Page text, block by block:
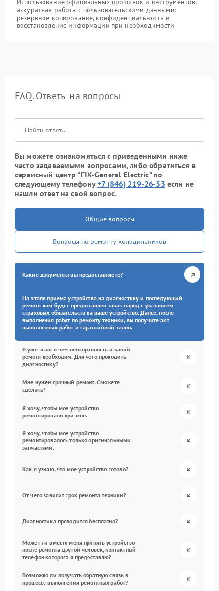
Использование официальных прошивок и инструментов,
аккуратная работа с пользовательскими данными:
резервное копирование, конфиденциальность и
восстановление информации при необходимости
FAQ. Ответы на вопросы
Вы можете ознакомиться с приведенными ниже
часто задаваемыми вопросами, либо обратиться в
сервисный центр “FIX-General Electric” по
следующему телефону+7 (846) 219-26-53 если не
нашли ответ на свой вопрос.
Общие вопросы
Вопросы по ремонту холодильников
Какие документы вы предоставляете?
На этапе приема устройства на диагностику и последующий
ремонт вам будет предоставлен заказ-наряд с указанием
страховых обязательств на ваше устройство. Далее, после
выполнения работ по ремонту техники, вы получите акт
выполненных работ и гарантийный талон.
Я уже знаю в чем неисправность и какой
ремонт необходим. Для чего проводить
диагностику?
Мне нужен срочный ремонт. Сможете
сделать?
Я хочу, чтобы мое устройство
ремонтировали при мне.
Я хочу, чтобы мое устройство
ремонтировалось только оригинальными
запчастями.
Как я узнаю, что мое устройство готово?
От чего зависит срок ремонта техники?
Диагностика проводится бесплатно?
Может ли вместо меня принять устройство
после ремонта другой человек, контактный
телефон которого я предоставлю?
Возможно ли получать обратную связь в
процессе выполнения ремонтных работ?